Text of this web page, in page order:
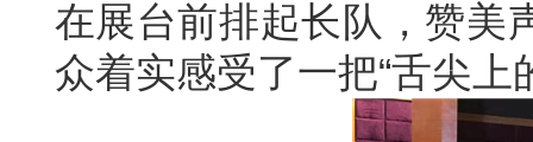
在展台前排起长队，赞美
众着实感受了一把“舌尖上